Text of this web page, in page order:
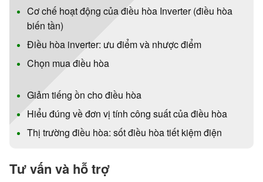
Cơ chế hoạt động của điều hòa Inverter (điều hòa
biến tần)
Điều hòa inverter: ưu điểm và nhược điểm
Chọn mua điều hòa
Giảm tiếng ồn cho điều hòa
Hiểu đúng về đơn vị tính công suất của điều hòa
Thị trường điều hòa: sốt điều hòa tiết kiệm điện
Tư vấn và hỗ trợ